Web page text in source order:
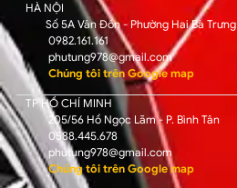
HÀ NỘI
Số 5A Vân Đồn - Phường Hai Bà Trưng
0982.161.161
phutung978@gmail.com
Chúng tôi trên Google map
TP HỒ CHÍ MINH
205/56 Hồ Ngọc Lãm - P. Bình Tân
0588.445.678
phutung978@gmail.com
Chúng tôi trên Google map